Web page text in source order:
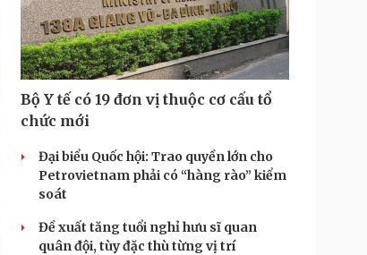
Bộ Y tế có 19 đơn vị thuộc cơ cấu tổ
chức mới
Đại biểu Quốc hội: Trao quyền lớn cho
Petrovietnam phải có “hàng rào” kiểm
soát
Đề xuất tăng tuổi nghỉ hưu sĩ quan
quân đội, tùy đặc thù từng vị trí